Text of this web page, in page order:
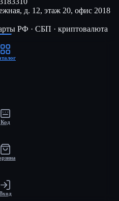
д. 12, этаж 20, офис 2018
РФ · СБП · криптовалюта
Код